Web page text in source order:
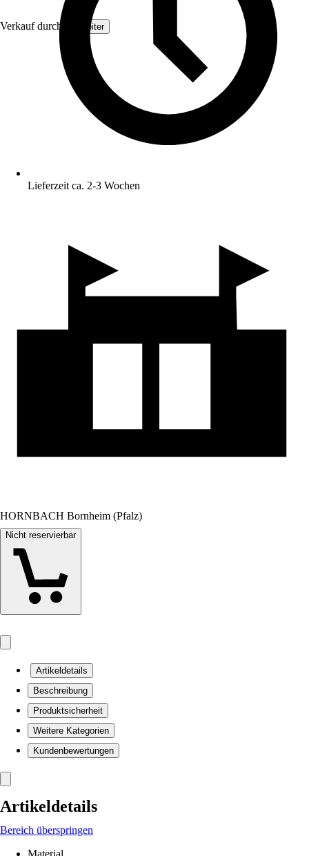
Verkauf durch: Topleiter
Lieferzeit ca. 2-3 Wochen
HORNBACH Bornheim (Pfalz)
Nicht reservierbar
Artikeldetails
Beschreibung
Produktsicherheit
Weitere Kategorien
Kundenbewertungen
Artikeldetails
Bereich überspringen
Material